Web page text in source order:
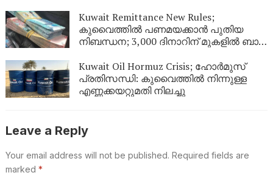
Kuwait Remittance New Rules;
കുവൈത്തിൽ പണമയക്കാൻ പുതിയ
നിബന്ധന; 3,000 ദിനാറിന് മുകളിൽ ബാങ്ക്
Kuwait Oil Hormuz Crisis; ഹോർമുസ്
പ്രതിസന്ധി: കുവൈത്തിൽ നിന്നുള്ള
എണ്ണക്കയറ്റുമതി നിലച്ചു
Leave a Reply
Your email address will not be published. Required fields are
marked *